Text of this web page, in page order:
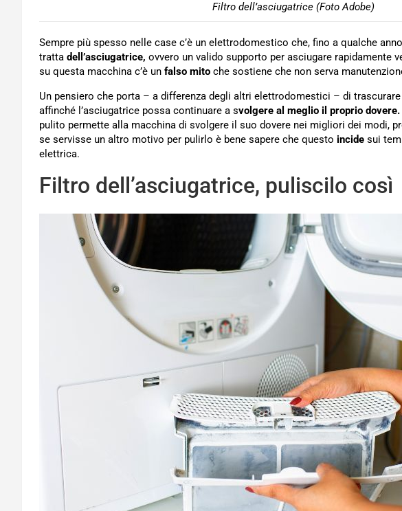
Filtro dell’asciugatrice (Foto Adobe)
Sempre più spesso nelle case c’è un elettrodomestico che, fino a qualche
tratta dell’asciugatrice, ovvero un valido supporto per asciugare rapidamente
su questa macchina c’è un falso mito che sostiene che non serva
Un pensiero che porta – a differenza degli altri elettrodomestici – di
affinché l’asciugatrice possa continuare a svolgere al meglio il proprio dovere.
pulito permette alla macchina di svolgere il suo dovere nei migliori dei modi,
se servisse un altro motivo per pulirlo è bene sapere che questo incide sui
elettrica.
Filtro dell’asciugatrice, puliscilo così